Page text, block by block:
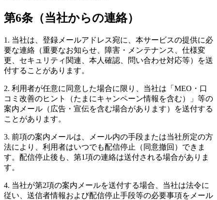
第6条（当社からの連絡）
1. 当社は、登録メールアドレス宛に、本サービスの提供に必
要な連絡（重要なお知らせ、障害・メンテナンス、仕様変
更、セキュリティ関連、本人確認、問い合わせ対応等）を送
付することがあります。
2. 利用者が任意に同意した場合に限り、当社は「MEO・口
コミ改善のヒント（たまにキャンペーン情報を含む）」等の
案内メール（広告・宣伝を含む場合があります）を送付する
ことがあります。
3. 前項の案内メールは、メール内の手段または当社所定の方
法により、利用者はいつでも配信停止（同意撤回）できま
す。配信停止後も、第1項の連絡は送付される場合がありま
す。
4. 当社が第2項の案内メールを送付する場合、当社は法令に
従い、送信者情報および配信停止手段等の必要事項をメール